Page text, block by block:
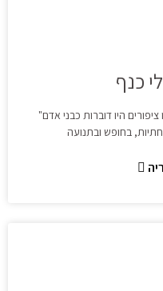
כנף
היו דוברות כבני אדם"
בחופש ובתנועה